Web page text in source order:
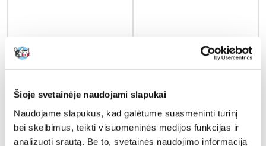
Šioje svetainėje naudojami slapukai
Naudojame slapukus, kad galėtume suasmeninti turinį
bei skelbimus, teikti visuomeninės medijos funkcijas ir
analizuoti srautą. Be to, svetainės naudojimo informaciją
KITEKAT Jautiena padaže 85 g
suaugusioms katėms
€0.61
(6.78 € / kg)
KITEKAT Naminių paukščių
šventė 48x85 g drėgno
suaugusioms katėms su
vištiena, kalakutiena ir
paukštiena drebučiuose
€18.32
(4.49 € / kg)